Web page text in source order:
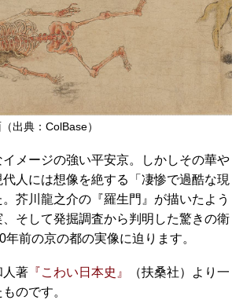
出典：ColBase）
メージの強い平安京。しかしその華や
人には想像を絶する「凄惨で過酷な現
芥川龍之介の『羅生門』が描いたよう
そして発掘調査から判明した驚きの衛
前の京の都の実像に迫ります。
著 『こわい日本史』
（扶桑社）より一
のです。